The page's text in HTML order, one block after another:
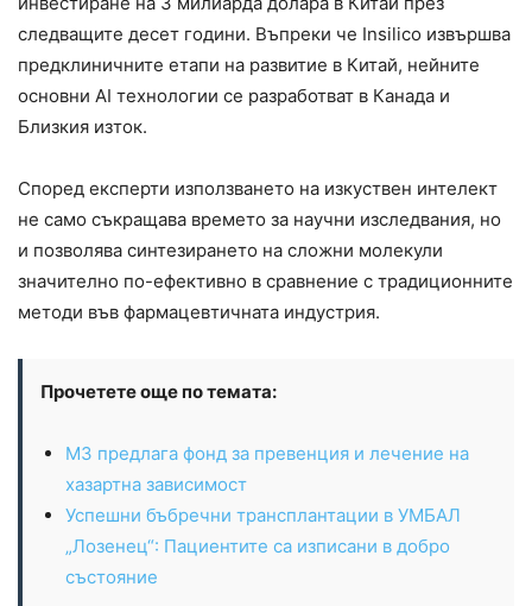
следващите десет години. Въпреки че Insilico извършва
предклиничните етапи на развитие в Китай, нейните
основни AI технологии се разработват в Канада и
Близкия изток.
Според експерти използването на изкуствен интелект
не само съкращава времето за научни изследвания, но
и позволява синтезирането на сложни молекули
значително по-ефективно в сравнение с традиционните
методи във фармацевтичната индустрия.
Прочетете още по темата:
МЗ предлага фонд за превенция и лечение на
хазартна зависимост
Успешни бъбречни трансплантации в УМБАЛ
„Лозенец“: Пациентите са изписани в добро
състояние